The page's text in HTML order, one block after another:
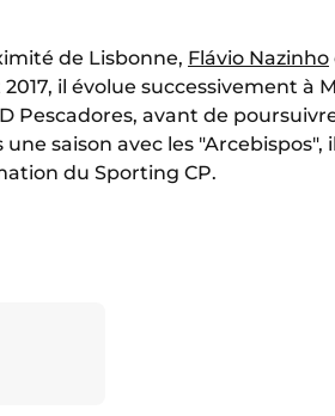
de Lisbonne, Flávio Nazinho
il évolue successivement à
Pescadores, avant de
saison avec les
du Sporting CP.